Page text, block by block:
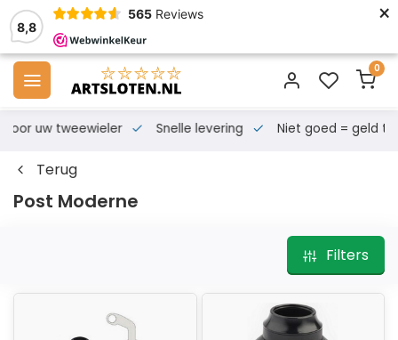
8,8
565 Reviews ×
0
voor uw tweewieler Snelle levering Niet goed = geld
Terug
Post Moderne
Filters